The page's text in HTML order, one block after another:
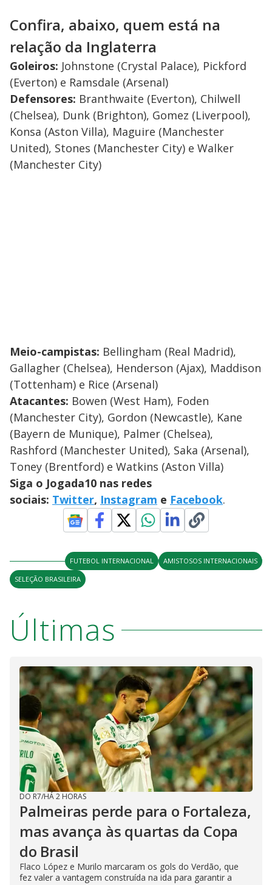
Confira, abaixo, quem está na
relação da Inglaterra
Goleiros: Johnstone (Crystal Palace), Pickford
(Everton) e Ramsdale (Arsenal)
Defensores: Branthwaite (Everton), Chilwell
(Chelsea), Dunk (Brighton), Gomez (Liverpool),
Konsa (Aston Villa), Maguire (Manchester
United), Stones (Manchester City) e Walker
(Manchester City)
Meio-campistas: Bellingham (Real Madrid),
Gallagher (Chelsea), Henderson (Ajax), Maddison
(Tottenham) e Rice (Arsenal)
Atacantes: Bowen (West Ham), Foden
(Manchester City), Gordon (Newcastle), Kane
(Bayern de Munique), Palmer (Chelsea),
Rashford (Manchester United), Saka (Arsenal),
Toney (Brentford) e Watkins (Aston Villa)
Siga o Jogada10 nas redes
sociais: Twitter, Instagram e Facebook.
FUTEBOL INTERNACIONAL
AMISTOSOS INTERNACIONAIS
SELEÇÃO BRASILEIRA
Últimas
DO R7/HÁ 2 HORAS
Palmeiras perde para o Fortaleza,
mas avança às quartas da Copa
do Brasil
Flaco López e Murilo marcaram os gols do Verdão, que
fez valer a vantagem construída na ida para garantir a